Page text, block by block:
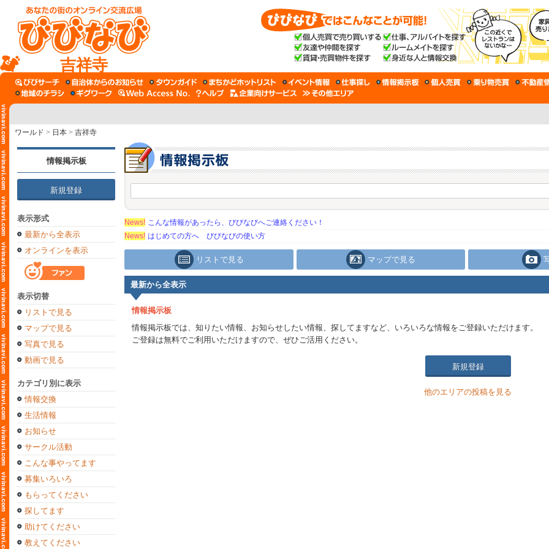
吉祥寺
ワールド > 日本 > 吉祥寺
情報掲示板
新規登録
表示形式
最新から全表示
オンラインを表示
表示切替
リストで見る
マップで見る
写真で見る
動画で見る
カテゴリ別に表示
情報交換
生活情報
お知らせ
サークル活動
こんな事やってます
募集いろいろ
もらってください
探してます
助けてください
教えてください
News! こんな情報があったら、びびなびへご連絡ください！
News! はじめての方へ びびなびの使い方
リストで見る マップで見る
最新から全表示
情報掲示板
情報掲示板では、知りたい情報、お知らせしたい情報、探してますなど、いろいろな情報をご登録いただけます。
ご登録は無料でご利用いただけますので、ぜひご活用ください。
新規登録
他のエリアの投稿を見る